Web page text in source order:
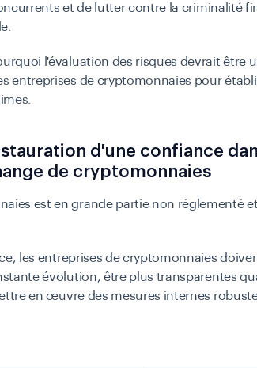
et de lutter contre la criminalité
l'évaluation des risques devrait être
entreprises de cryptomonnaies pour
d'une confiance
de cryptomonnaies
est en grande partie non réglementé
les entreprises de cryptomonnaies
évolution, être plus transparentes
en œuvre des mesures internes